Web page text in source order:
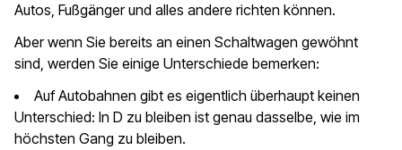
Autos, Fußgänger und alles andere richten können.
Aber wenn Sie bereits an einen Schaltwagen gewöhnt
sind, werden Sie einige Unterschiede bemerken:
Auf Autobahnen gibt es eigentlich überhaupt keinen
Unterschied: In D zu bleiben ist genau dasselbe, wie im
höchsten Gang zu bleiben.